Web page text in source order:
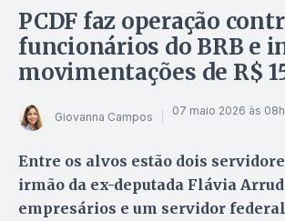
PCDF faz operação
funcionários do BRB e
movimentações de R$
Giovanna Campos 07 maio 2026 às
Entre os alvos estão dois
irmão da ex-deputada Flávia
empresários e um servidor